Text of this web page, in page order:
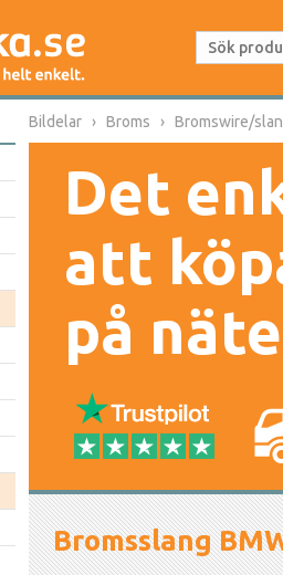
Bildelar Broms Bromswire/
Det
att
på
Bromsslang